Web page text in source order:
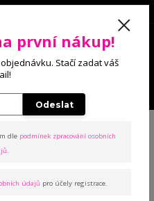
0 Kč
bavlněná
první nákup!
Stačí zadat váš
Odeslat
dle podmínek zpracování osobních
.
údajů pro účely registrace.